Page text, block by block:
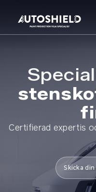
Certifierad expertis
Skicka